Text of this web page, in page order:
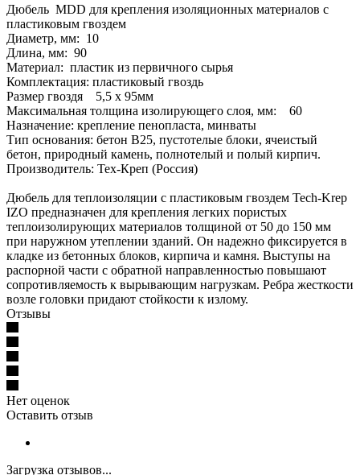
Дюбель MDD для крепления изоляционных материалов с
пластиковым гвоздем
Диаметр, мм: 10
Длина, мм: 90
Материал: пластик из первичного сырья
Комплектация: пластиковый гвоздь
Размер гвоздя 5,5 x 95мм
Максимальная толщина изолирующего слоя, мм: 60
Назначение: крепление пенопласта, минваты
Тип основания: бетон В25, пустотелые блоки, ячеистый
бетон, природный камень, полнотелый и полый кирпич.
Производитель: Тех-Креп (Россия)
Дюбель для теплоизоляции с пластиковым гвоздем Tech-Krep
IZO предназначен для крепления легких пористых
теплоизолирующих материалов толщиной от 50 до 150 мм
при наружном утеплении зданий. Он надежно фиксируется в
кладке из бетонных блоков, кирпича и камня. Выступы на
распорной части с обратной направленностью повышают
сопротивляемость к вырывающим нагрузкам. Ребра жесткости
возле головки придают стойкости к излому.
Отзывы
Нет оценок
Оставить отзыв
Загрузка отзывов...